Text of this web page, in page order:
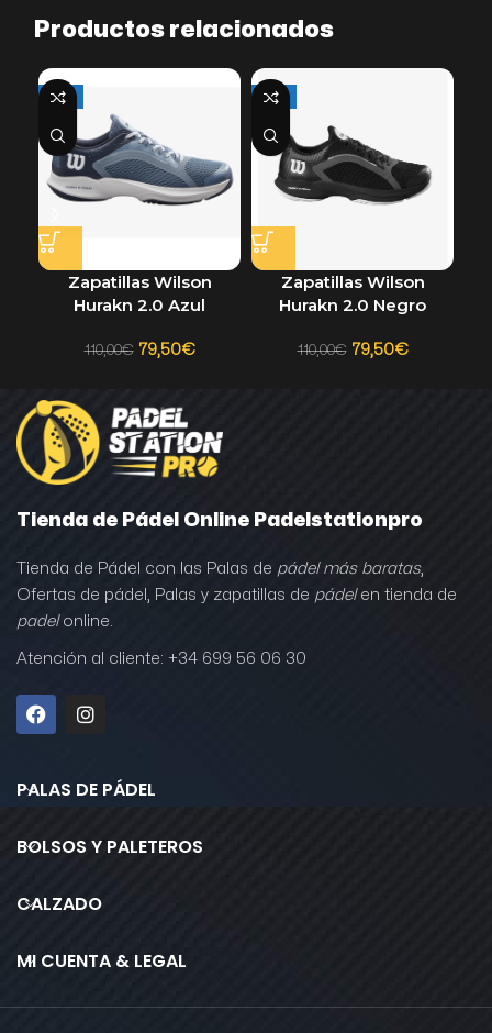
Productos relacionados
-28%
Zapatillas Wilson
Hurakn 2.0 Azul
110,00€ 79,50€
-28%
Zapatillas Wilson
Hurakn 2.0 Negro
110,00€ 79,50€
Tienda de Pádel Online Padelstationpro
Tienda de Pádel con las Palas de pádel más baratas,
Ofertas de pádel, Palas y zapatillas de pádelen tienda de
padelonline.
Atención al cliente: +34 699 56 06 30
PALAS DE PÁDEL
BOLSOS Y PALETEROS
CALZADO
MI CUENTA & LEGAL